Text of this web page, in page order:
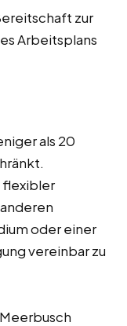
zur
Arbeitsplans
als 20
flexibler
oder einer
vereinbar zu